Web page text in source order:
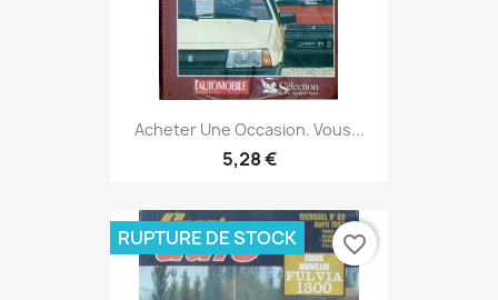
Acheter Une Occasion. Vous...
5,28 €
RUPTURE DE STOCK favorite_border